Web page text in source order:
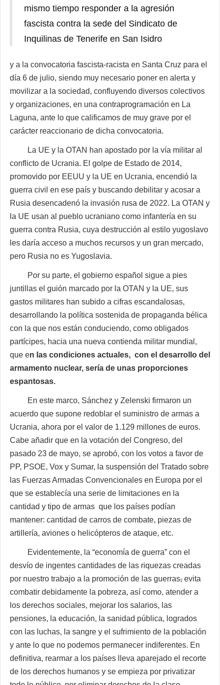
mismo tiempo responder a la agresión
fascista contra la sede del Sindicato de
Inquilinas de Tenerife en San Isidro
y a la convocatoria fascista-racista en Santa Cruz para el
día 6 de julio, siendo muy necesario poner en alerta y
movilizar a la sociedad, confluyendo diversos colectivos
y organizaciones, en una contraprogramación en La
Laguna, ante lo que calificamos de muy grave por el
carácter reaccionario de dicha convocatoria.
La UE y la OTAN han apostado por la vía militar al
conflicto de Ucrania. El golpe de Estado de 2014,
promovido por EEUU y la UE en Ucrania, encendió la
guerra civil en ese país y buscando debilitar y acosar a
Rusia desencadenó la invasión rusa de 2022. La OTAN y
la UE usan al pueblo ucraniano como infantería en su
guerra contra Rusia, cuya destrucción al estilo yugoslavo
les daría acceso a muchos recursos y un gran mercado,
pero Rusia no es Yugoslavia.
Por su parte, el gobierno español sigue a pies
juntillas el guión marcado por la OTAN y la UE, sus
gastos militares han subido a cifras escandalosas,
desarrollando la política sostenida de propaganda bélica
con la que nos están conduciendo, como obligados
partícipes, hacia una nueva contienda militar mundial,
que en las condiciones actuales, con el desarrollo del
armamento nuclear, sería de unas proporciones
espantosas.
En este marco, Sánchez y Zelenski firmaron un
acuerdo que supone redoblar el suministro de armas a
Ucrania, ahora por el valor de 1.129 millones de euros.
Cabe añadir que en la votación del Congreso, del
pasado 23 de mayo, se aprobó, con los votos a favor de
PP, PSOE, Vox y Sumar, la suspensión del Tratado sobre
las Fuerzas Armadas Convencionales en Europa por el
que se establecía una serie de limitaciones en la
cantidad y tipo de armas que los países podían
mantener: cantidad de carros de combate, piezas de
artillería, aviones o helicópteros de ataque, etc.
Evidentemente, la “economía de guerra” con el
desvío de ingentes cantidades de las riquezas creadas
por nuestro trabajo a la promoción de las guerras, evita
combatir debidamente la pobreza, así como, atender a
los derechos sociales, mejorar los salarios, las
pensiones, la educación, la sanidad pública, logrados
con las luchas, la sangre y el sufrimiento de la población
y ante lo que no podemos permanecer indiferentes. En
definitiva, rearmar a los países lleva aparejado el recorte
de los derechos humanos y se empieza por privatizar